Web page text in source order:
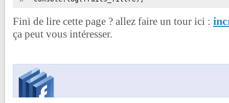
Fini de lire cette page ? allez faire un tour ici :
ça peut vous intéresser.